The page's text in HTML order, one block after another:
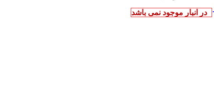
در انبار موجود نمی باشد